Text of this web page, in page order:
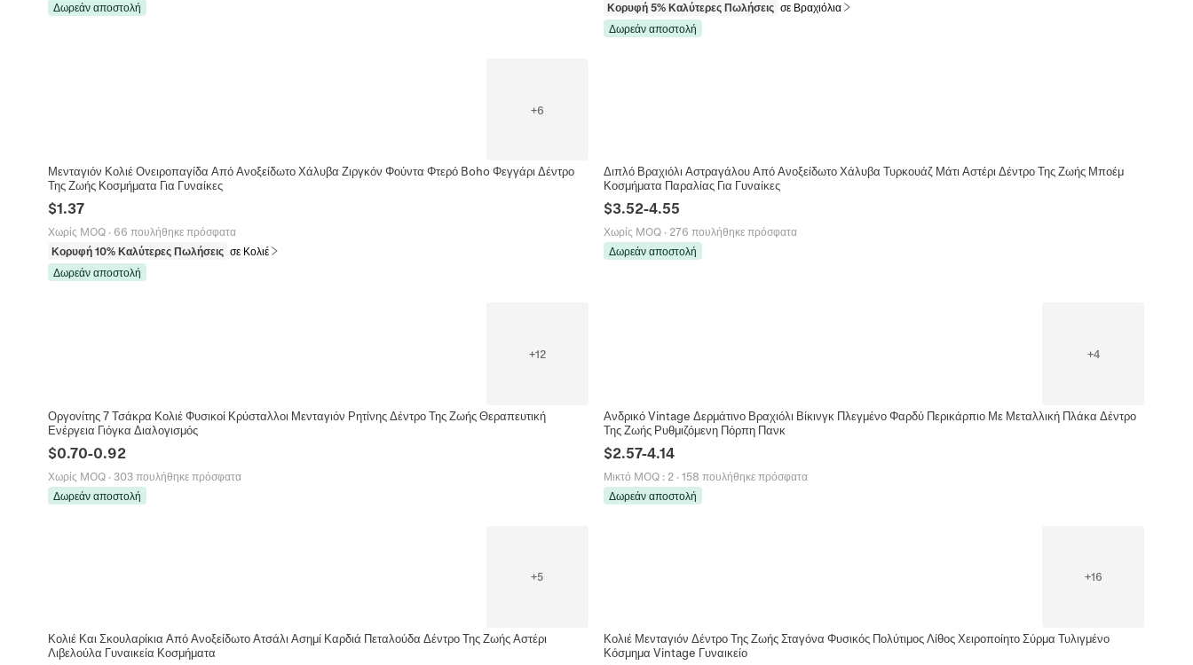
Δωρεάν αποστολή
Κορυφή 5% Καλύτερες Πωλήσεις σε Βραχιόλια
Δωρεάν αποστολή
+6
Μενταγιόν Κολιέ Ονειροπαγίδα Από Ανοξείδωτο Χάλυβα Ζιργκόν Φούντα Φτερό Boho Φεγγάρι Δέντρο
Της Ζωής Κοσμήματα Για Γυναίκες
$1.37
Χωρίς MOQ· 66 πουλήθηκε πρόσφατα
Κορυφή 10% Καλύτερες Πωλήσεις σε Κολιέ
Δωρεάν αποστολή
Διπλό Βραχιόλι Αστραγάλου Από Ανοξείδωτο Χάλυβα Τυρκουάζ Μάτι Αστέρι Δέντρο Της Ζωής Μποέμ
Κοσμήματα Παραλίας Για Γυναίκες
$3.52-4.55
Χωρίς MOQ · 276 πουλήθηκε πρόσφατα
Δωρεάν αποστολή
+12
Οργονίτης 7 Τσάκρα Κολιέ Φυσικοί Κρύσταλλοι Μενταγιόν Ρητίνης Δέντρο Της Ζωής Θεραπευτική
Ενέργεια Γιόγκα Διαλογισμός
$0.70-0.92
Χωρίς MOQ· 303 πουλήθηκε πρόσφατα
Δωρεάν αποστολή
+4
Ανδρικό Vintage Δερμάτινο Βραχιόλι Βίκινγκ Πλεγμένο Φαρδύ Περικάρπιο Με Μεταλλική Πλάκα Δέντρο
Της Ζωής Ρυθμιζόμενη Πόρπη Πανκ
$2.57-4.14
Μικτό MOQ : 2 · 158 πουλήθηκε πρόσφατα
Δωρεάν αποστολή
+5
Κολιέ Και Σκουλαρίκια Από Ανοξείδωτο Ατσάλι Ασημί Καρδιά Πεταλούδα Δέντρο Της Ζωής Αστέρι
Λιβελούλα Γυναικεία Κοσμήματα
+16
Κολιέ Μενταγιόν Δέντρο Της Ζωής Σταγόνα Φυσικός Πολύτιμος Λίθος Χειροποίητο Σύρμα Τυλιγμένο
Κόσμημα Vintage Γυναικείο